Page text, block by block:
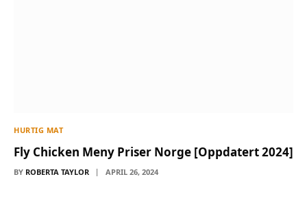
HURTIG MAT
Fly Chicken Meny Priser Norge [Oppdatert 2024]
BY ROBERTA TAYLOR APRIL 26, 2024